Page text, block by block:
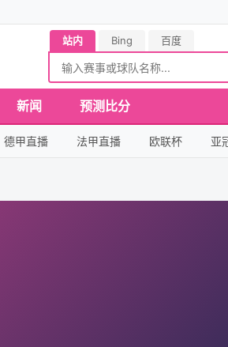
站内 Bing 百度
新闻 预测比分
德甲直播 法甲直播 欧联杯 亚